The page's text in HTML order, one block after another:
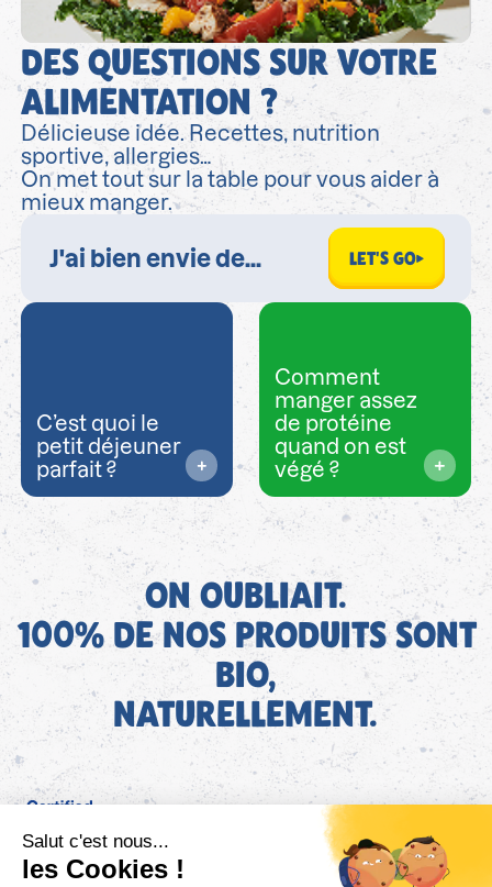
DES QUESTIONS SUR VOTRE
ALIMENTATION ?
Délicieuse idée. Recettes, nutrition
sportive, allergies…
On met tout sur la table pour vous aider à
mieux manger.
LET'S GO
C’est quoi le
petit déjeuner
parfait ?
Comment
manger assez
de protéine
quand on est
végé ?
ON OUBLIAIT.
100% DE NOS PRODUITS SONT
BIO,
NATURELLEMENT.
FR